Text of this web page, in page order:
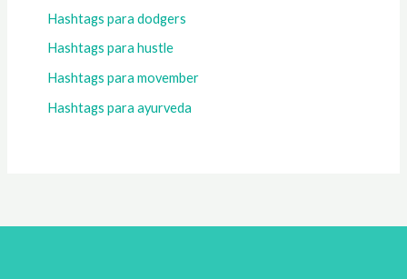
Hashtags para dodgers
Hashtags para hustle
Hashtags para movember
Hashtags para ayurveda